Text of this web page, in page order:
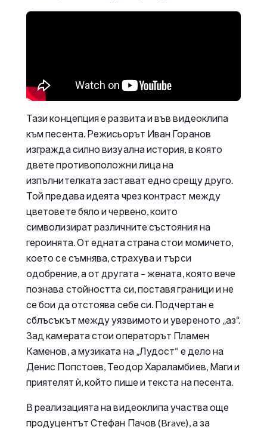
Тази концепция е развита и във видеоклипа
към песента. Режисьорът Иван Горанов
изгражда силно визуална история, в която
двете противоположни лица на
изпълнителката застават едно срещу друго.
Той предава идеята чрез контраст между
цветовете бяло и червено, които
символизират различните състояния на
героинята. От едната страна стои момичето,
което се съмнява, страхува и търси
одобрение, а от другата – жената, която вече
познава стойността си, поставя граници и не
се бои да отстоява себе си. Подчертан е
сблъсъкът между уязвимото и увереното „аз“.
Зад камерата стои операторът Пламен
Каменов, а музиката на „Лудост“ е дело на
Денис Попстоев, Теодор Хараламбиев, Маги и
приятелят ѝ, който пише и текста на песента.
В реализацията на видеоклипа участва още
продуцентът Стефан Пачов (Brave), а за